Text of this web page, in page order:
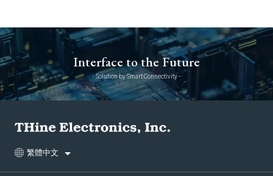
Interface to the Future
- Solution by Smart Connectivity -
繁體中文